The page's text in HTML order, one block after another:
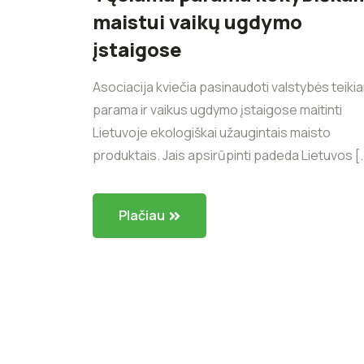
maistui vaikų ugdymo
įstaigose
Asociacija kviečia pasinaudoti valstybės
parama ir vaikus ugdymo įstaigose maitinti
Lietuvoje ekologiškai užaugintais maisto
produktais. Jais apsirūpinti padeda Lietuvos
Plačiau